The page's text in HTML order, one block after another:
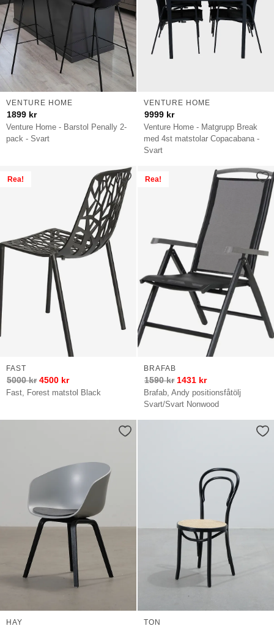
Venture Home - Barstol Penally 2-
pack - Svart
VENTURE HOME
1899 kr
Venture Home - Matgrupp Break
med 4st matstolar Copacabana -
Svart
VENTURE HOME
9999 kr
Rea!
Fast, Forest matstol Black
FAST
5000kr 4500 kr
Rea!
Brafab, Andy positionsfåtölj
Svart/Svart Nonwood
BRAFAB
1590kr 1431 kr
HAY TON